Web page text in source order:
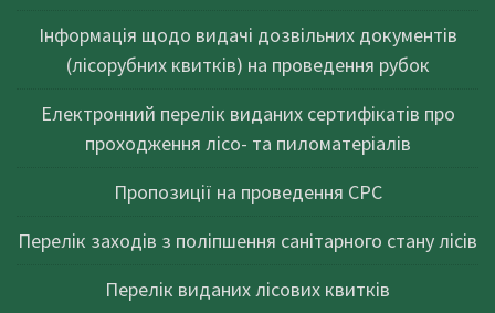
Інформація щодо видачі дозвільних документів
(лісорубних квитків) на проведення рубок
Електронний перелік виданих сертифікатів про
проходження лісо- та пиломатеріалів
Пропозиції на проведення СРС
Перелік заходів з поліпшення санітарного стану лісів
Перелік виданих лісових квитків